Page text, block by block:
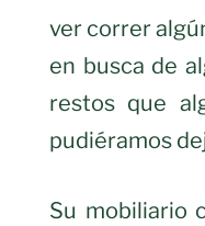
ver correr
en busca de
restos que
pudiéramos
Su mobiliario